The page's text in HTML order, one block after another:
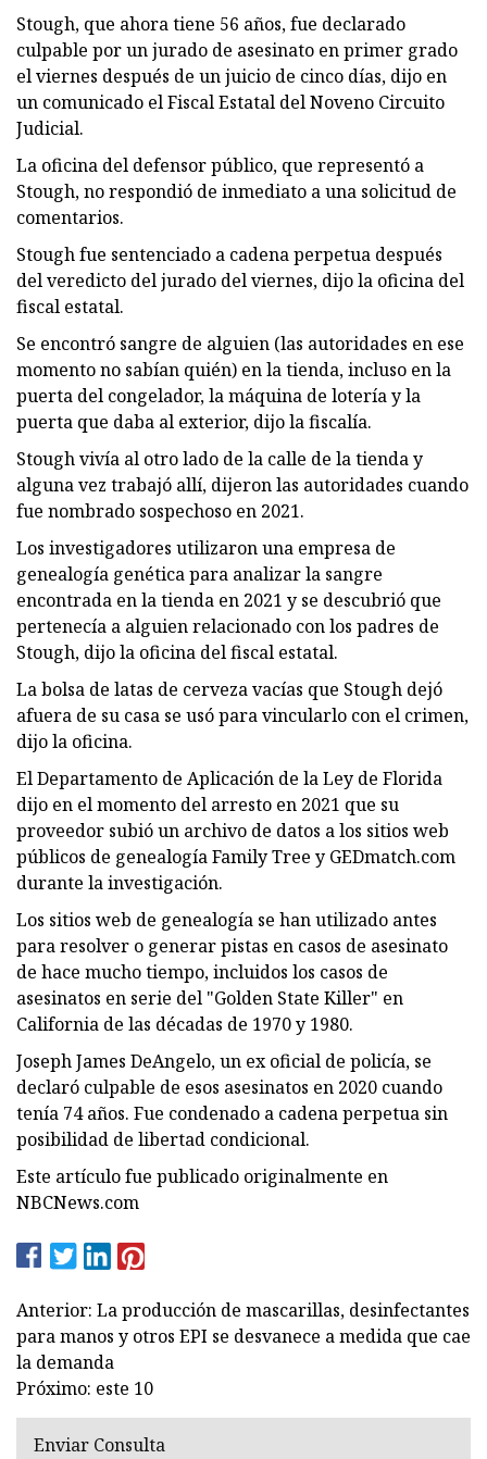
Stough, que ahora tiene 56 años, fue declarado
culpable por un jurado de asesinato en primer grado
el viernes después de un juicio de cinco días, dijo en
un comunicado el Fiscal Estatal del Noveno Circuito
Judicial.
La oficina del defensor público, que representó a
Stough, no respondió de inmediato a una solicitud de
comentarios.
Stough fue sentenciado a cadena perpetua después
del veredicto del jurado del viernes, dijo la oficina del
fiscal estatal.
Se encontró sangre de alguien (las autoridades en ese
momento no sabían quién) en la tienda, incluso en la
puerta del congelador, la máquina de lotería y la
puerta que daba al exterior, dijo la fiscalía.
Stough vivía al otro lado de la calle de la tienda y
alguna vez trabajó allí, dijeron las autoridades cuando
fue nombrado sospechoso en 2021.
Los investigadores utilizaron una empresa de
genealogía genética para analizar la sangre
encontrada en la tienda en 2021 y se descubrió que
pertenecía a alguien relacionado con los padres de
Stough, dijo la oficina del fiscal estatal.
La bolsa de latas de cerveza vacías que Stough dejó
afuera de su casa se usó para vincularlo con el crimen,
dijo la oficina.
El Departamento de Aplicación de la Ley de Florida
dijo en el momento del arresto en 2021 que su
proveedor subió un archivo de datos a los sitios web
públicos de genealogía Family Tree y GEDmatch.com
durante la investigación.
Los sitios web de genealogía se han utilizado antes
para resolver o generar pistas en casos de asesinato
de hace mucho tiempo, incluidos los casos de
asesinatos en serie del "Golden State Killer" en
California de las décadas de 1970 y 1980.
Joseph James DeAngelo, un ex oficial de policía, se
declaró culpable de esos asesinatos en 2020 cuando
tenía 74 años. Fue condenado a cadena perpetua sin
posibilidad de libertad condicional.
Este artículo fue publicado originalmente en
NBCNews.com
Anterior: La producción de mascarillas, desinfectantes
para manos y otros EPI se desvanece a medida que cae
la demanda
Próximo: este 10
Enviar Consulta